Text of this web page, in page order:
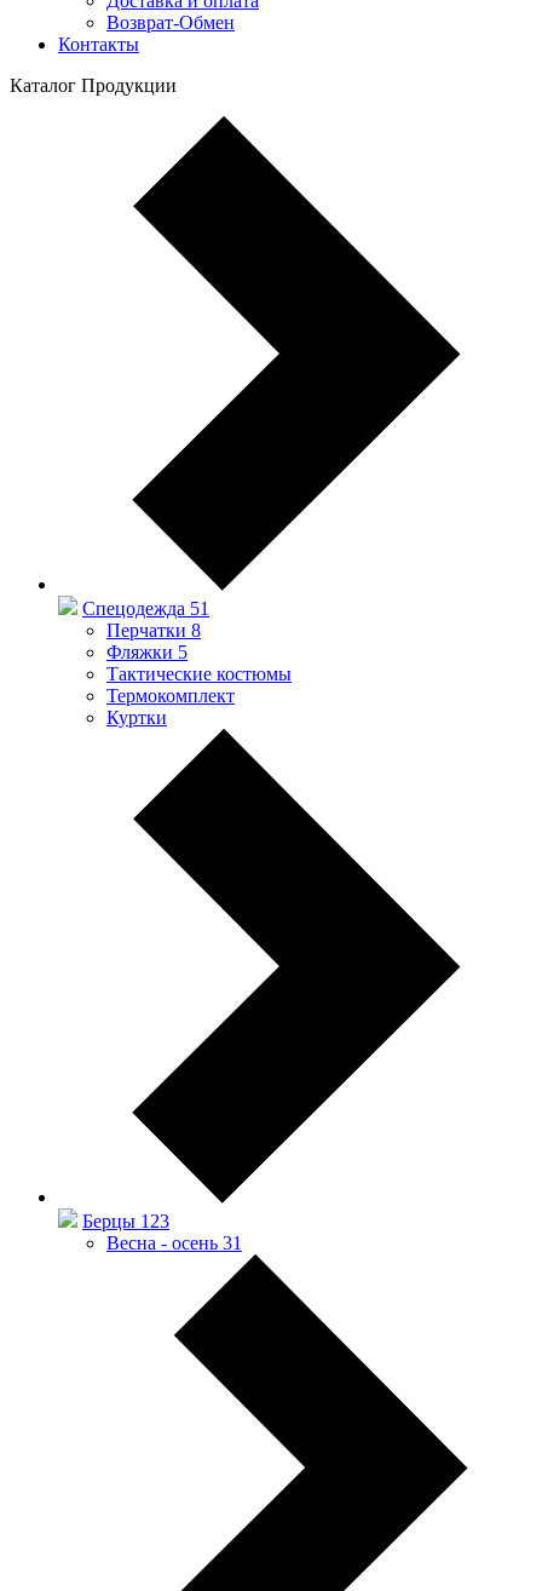
Возврат-Обмен
Контакты
Каталог Продукции
Спецодежда 51
Перчатки 8
Фляжки 5
Тактические костюмы
Термокомплект
Куртки
Берцы 123
Весна - осень 31